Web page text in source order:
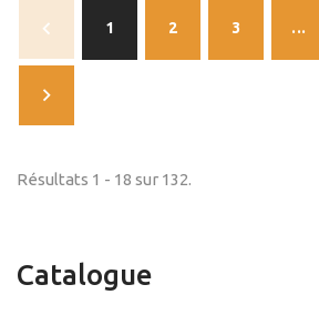
1 2 3 ...
Résultats 1 - 18 sur 132.
Catalogue